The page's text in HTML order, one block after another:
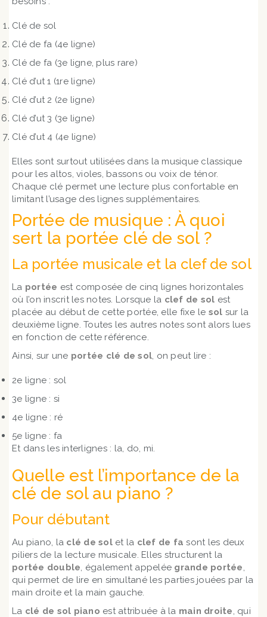
Clé de sol
Clé de fa (4e ligne)
Clé de fa (3e ligne, plus rare)
Clé d’ut 1 (1re ligne)
Clé d’ut 2 (2e ligne)
Clé d’ut 3 (3e ligne)
Clé d’ut 4 (4e ligne)
Elles sont surtout utilisées dans la musique classique
pour les altos, violes, bassons ou voix de ténor.
Chaque clé permet une lecture plus confortable en
limitant l’usage des lignes supplémentaires.
Portée de musique : À quoi
sert la portée clé de sol ?
La portée musicale et la clef de sol
La portée est composée de cinq lignes horizontales
où l’on inscrit les notes. Lorsque la clef de sol est
placée au début de cette portée, elle fixe le sol sur la
deuxième ligne. Toutes les autres notes sont alors lues
en fonction de cette référence.
Ainsi, sur une portée clé de sol , on peut lire :
2e ligne : sol
3e ligne : si
4e ligne : ré
5e ligne : fa
Et dans les interlignes : la, do, mi.
Quelle est l’importance de la
clé de sol au piano ?
Pour débutant
Au piano, la clé de solet la clef de fa sont les deux
piliers de la lecture musicale. Elles structurent la
portée double , également appelée grande portée
qui permet de lire en simultané les parties jouées par la
main droite et la main gauche.
La clé de sol piano est attribuée à la main droite , qui